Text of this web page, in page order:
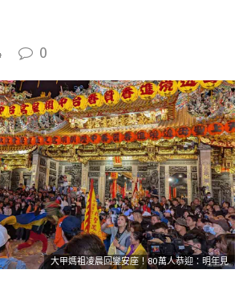
0
大甲媽祖凌晨回鑾安座！80萬人恭迎：明年見